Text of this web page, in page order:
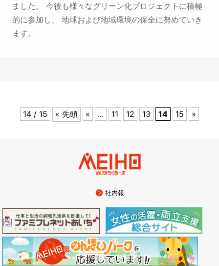
ました。
今後も様々なグリーン化プロジェクトに積極
的に参加し、
地球および地域環境の保全に努めていき
ます。
14 / 15 « 先頭 « ... 11 12 13 14 15 »
社内報